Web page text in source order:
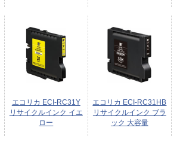
エコリカ ECI-RC31Y
リサイクルインク イエ
ロー
エコリカ ECI-RC31HB
リサイクルインク ブラ
ック 大容量